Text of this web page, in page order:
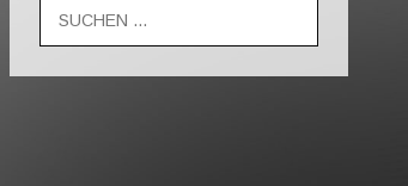
nach: